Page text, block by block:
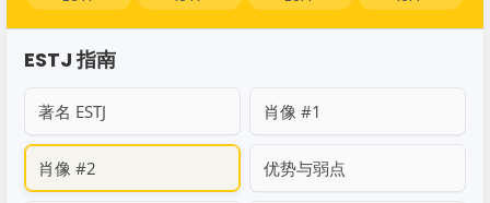
ESTJ 指南
著名 ESTJ 肖像 #1
肖像 #2 优势与弱点